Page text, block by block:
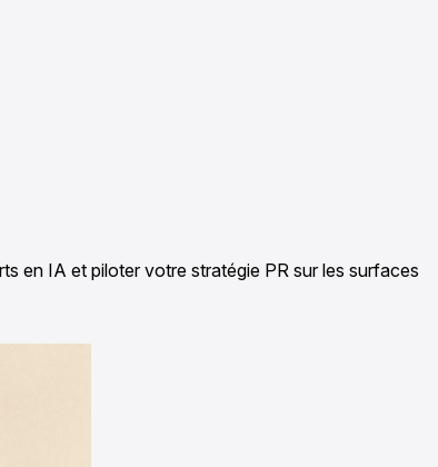
en IA et piloter votre stratégie PR sur les surfaces